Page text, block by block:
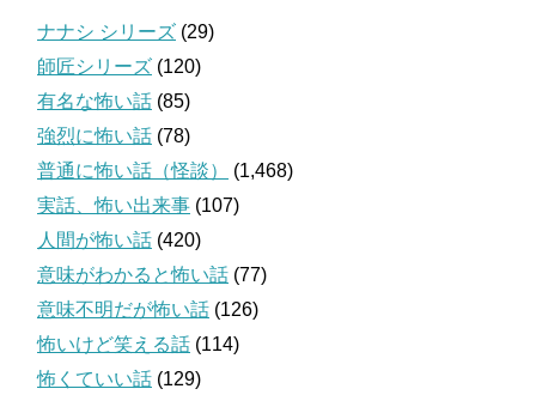
ナナシ シリーズ (29)
師匠シリーズ (120)
有名な怖い話 (85)
強烈に怖い話 (78)
普通に怖い話（怪談）
(1,468)
実話、怖い出来事 (107)
人間が怖い話 (420)
意味がわかると怖い話 (77)
意味不明だが怖い話 (126)
怖いけど笑える話 (114)
怖くていい話 (129)